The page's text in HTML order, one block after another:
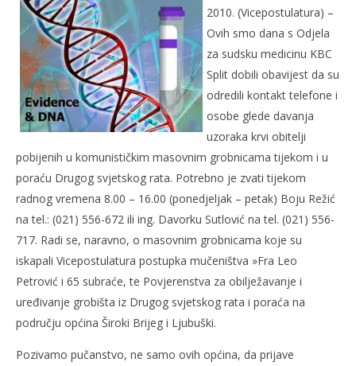
NOW VIEWING
KONTAKT PODATCI ZA DAVANJE UZORAKA KRVI
OBITELJI POBIJENIH U KOMUNISTIČKIM MASOVNIM
GROBNICAMA
8.
prosinca
2010.
2010. (Vicepostulatura) –
Ovih smo dana s Odjela
za sudsku medicinu KBC
Split dobili obavijest da su
odredili kontakt telefone i
osobe glede davanja
uzoraka krvi obitelji
pobijenih u komunističkim masovnim grobnicama tijekom i u
poraću Drugog svjetskog rata. Potrebno je zvati tijekom
radnog vremena 8.00 – 16.00 (ponedjeljak – petak) Boju Režić
na tel.: (021) 556-672 ili ing. Davorku Sutlović na tel. (021) 556-
717. Radi se, naravno, o masovnim grobnicama koje su
iskapali Vicepostulatura postupka mučeništva »Fra Leo
Petrović i 65 subraće, te Povjerenstva za obilježavanje i
uređivanje grobišta iz Drugog svjetskog rata i poraća na
području općina Široki Brijeg i Ljubuški.
Pozivamo pučanstvo, ne samo ovih općina, da prijave